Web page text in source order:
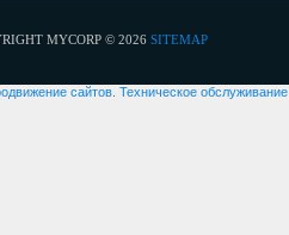
MYCORP © 2026 SITEMAP
сайтов Техническое обслуживание